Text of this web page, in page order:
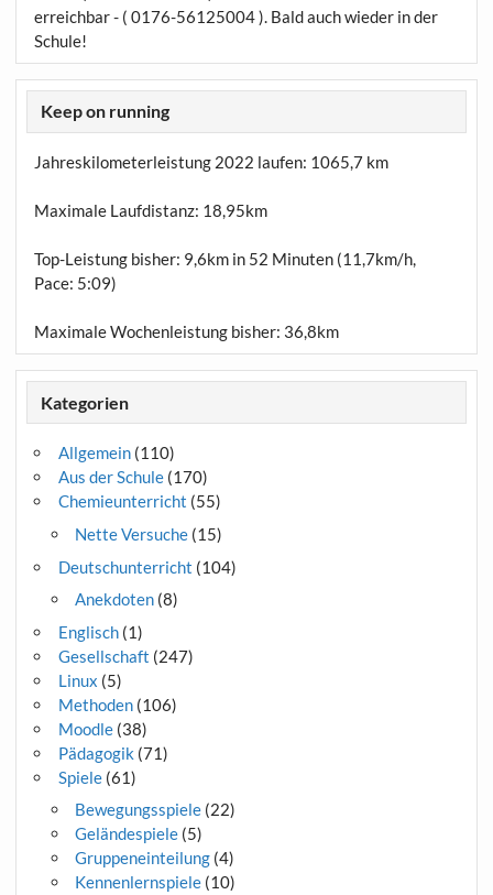
erreichbar - ( 0176-56125004 ). Bald auch wieder in der
Schule!
Keep on running
Jahreskilometerleistung 2022 laufen: 1065,7 km
Maximale Laufdistanz: 18,95km
Top-Leistung bisher: 9,6km in 52 Minuten (11,7km/h,
Pace: 5:09)
Maximale Wochenleistung bisher: 36,8km
Kategorien
Allgemein(110)
Aus der Schule(170)
Chemieunterricht (55)
Nette Versuche(15)
Deutschunterricht (104)
Anekdoten(8)
Englisch(1)
Gesellschaft (247)
Linux (5)
Methoden(106)
Moodle(38)
Pädagogik (71)
Spiele(61)
Bewegungsspiele(22)
Geländespiele(5)
Gruppeneinteilung(4)
Kennenlernspiele(10)